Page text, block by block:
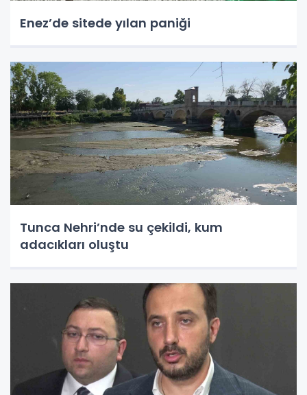
Enez’de sitede yılan paniği
Tunca Nehri’nde su çekildi, kum
adacıkları oluştu